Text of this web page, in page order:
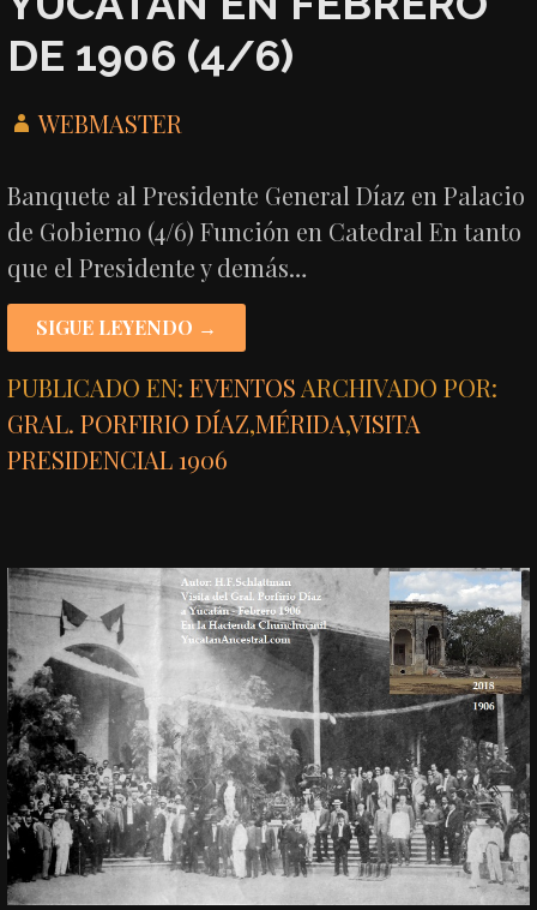
DE 1906 (4/6)
WEBMASTER
Banquete al Presidente General Díaz en Palacio
de Gobierno (4/6) Función en Catedral En tanto
que el Presidente y demás…
SIGUE LEYENDO →
PUBLICADO EN:EVENTOSARCHIVADO POR:
GRAL. PORFIRIO DÍAZ,MÉRIDA,VISITA
PRESIDENCIAL 1906